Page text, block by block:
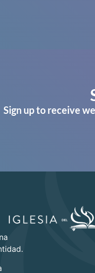
Sign up to receive